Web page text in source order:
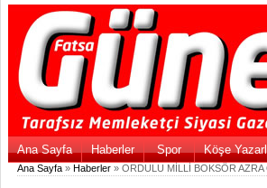
Ana Sayfa Haberler Spor Köşe
Ana Sayfa » Haberler » ORDULU MİLLİ BOKSÖR